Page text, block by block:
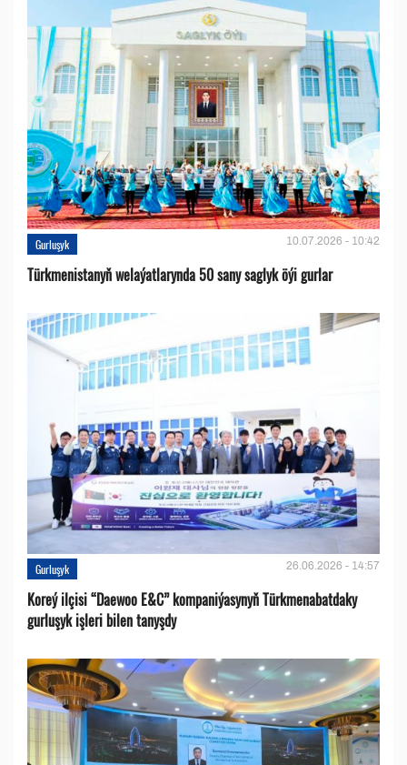
Gurluşyk 10.07.2026 - 10:42
Türkmenistanyň welaýatlarynda 50 sany saglyk öýi gurlar
Gurluşyk 26.06.2026 - 14:57
Koreý ilçisi “Daewoo E&C” kompaniýasynyň Türkmenabatdaky
gurluşyk işleri bilen tanyşdy